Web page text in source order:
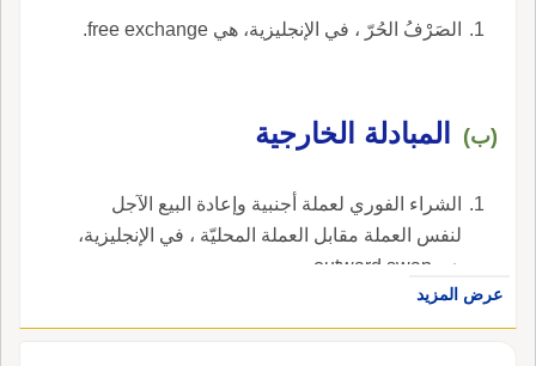
الصَرْفُ الحُرّ ، في الإنجليزية، هي free exchange.
(ب) المبادلة الخارجية
الشراء الفوري لعملة أجنبية وإعادة البيع الآجل
لنفس العملة مقابل العملة المحليّة ، في الإنجليزية،
هي outward swap.
عرض المزيد